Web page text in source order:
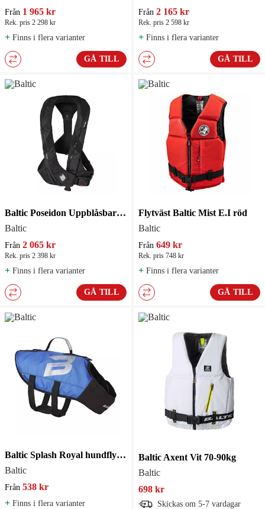
Från 1 965 kr
Rek. pris 2 298 kr
+ Finns i flera varianter
GÅ TILL
Från 2 165 kr
Rek. pris 2 598 kr
+ Finns i flera varianter
GÅ TILL
Baltic Poseidon Uppblåsbar flytväst
Baltic
Från 2 065 kr
Rek. pris 2 398 kr
+ Finns i flera varianter
GÅ TILL
Flytväst Baltic Mist E.I röd
Baltic
Från 649 kr
Rek. pris 748 kr
+ Finns i flera varianter
GÅ TILL
Baltic Splash Royal hundflytväst
Baltic
Från 538 kr
+ Finns i flera varianter
Baltic Axent Vit 70-90kg
Baltic
698 kr
Skickas om 5-7 vardagar